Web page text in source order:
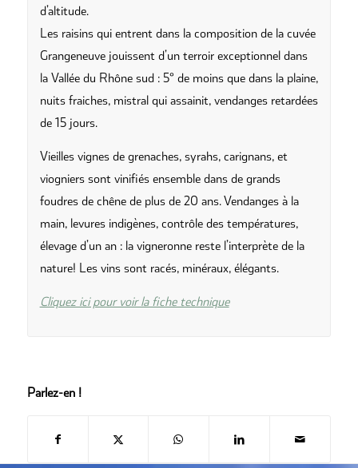
d’altitude.
Les raisins qui entrent dans la composition de la cuvée
Grangeneuve jouissent d’un terroir exceptionnel dans
la Vallée du Rhône sud : 5° de moins que dans la plaine,
nuits fraiches, mistral qui assainit, vendanges retardées
de 15 jours.
Vieilles vignes de grenaches, syrahs, carignans, et
viogniers sont vinifiés ensemble dans de grands
foudres de chêne de plus de 20 ans. Vendanges à la
main, levures indigènes, contrôle des températures,
élevage d’un an : la vigneronne reste l’interprète de la
nature! Les vins sont racés, minéraux, élégants.
Cliquez ici pour voir la fiche technique
Parlez-en !